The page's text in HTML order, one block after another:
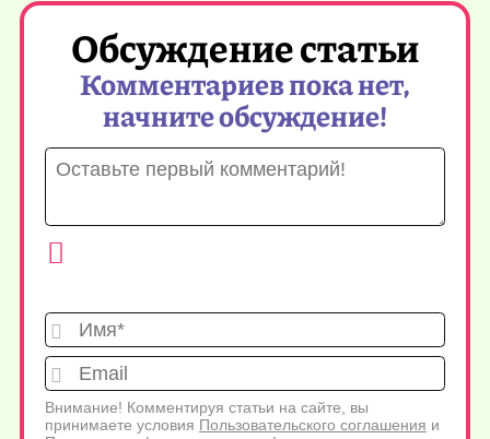
Обсуждение статьи
Комментариев пока нет,
начните обсуждение!
Имя*
Внимание! Комментируя статьи на сайте, вы
принимаете условия Пользовательского соглашения и